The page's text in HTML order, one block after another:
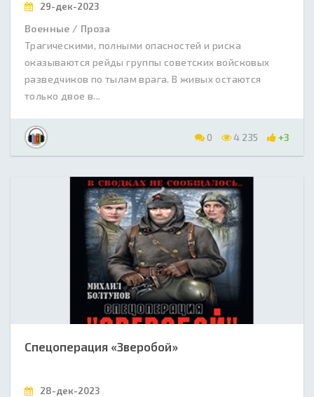
29-дек-2023
Военные / Проза
Трагическими, полными опасностей и риска
оказываются рейды группы советских войсковых
разведчиков по тылам врага. В живых остаются
только двое в...
0 4 235 +3
Спецоперация «Зверобой»
28-дек-2023